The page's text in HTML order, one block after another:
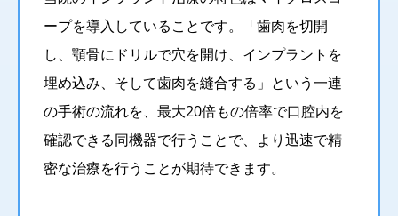
ープを導入していることです。「歯肉を切開
し、顎骨にドリルで穴を開け、インプラントを
埋め込み、そして歯肉を縫合する」という一連
の手術の流れを、最大20倍もの倍率で口腔内を
確認できる同機器で行うことで、より迅速で精
密な治療を行うことが期待できます。